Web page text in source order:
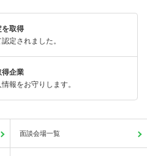
を取得
定されました。
得企業
報をお守りします。
面談会場一覧